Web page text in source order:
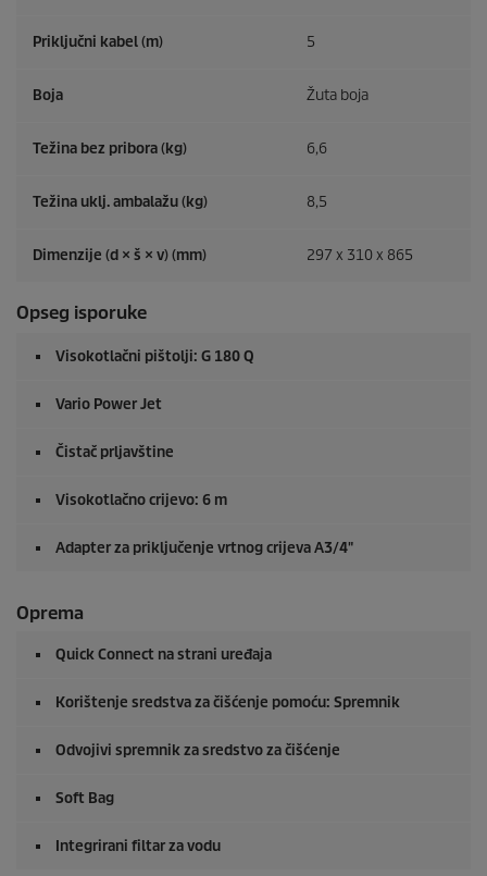
Priključni kabel (m) 5
Boja Žuta boja
Težina bez pribora (kg) 6,6
Težina uklj. ambalažu (kg) 8,5
Dimenzije (d × š × v) (mm) 297 x 310 x 865
Opseg isporuke
Visokotlačni pištolji: G 180 Q
Vario Power Jet
Čistač prljavštine
Visokotlačno crijevo: 6 m
Adapter za priključenje vrtnog crijeva A3/4"
Oprema
Quick Connect na strani uređaja
Korištenje sredstva za čišćenje pomoću: Spremnik
Odvojivi spremnik za sredstvo za čišćenje
Soft Bag
Integrirani filtar za vodu